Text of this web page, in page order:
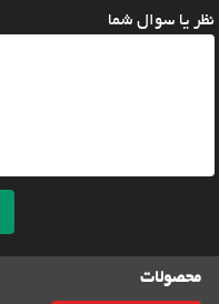
نظر یا سوال شما
محصولات